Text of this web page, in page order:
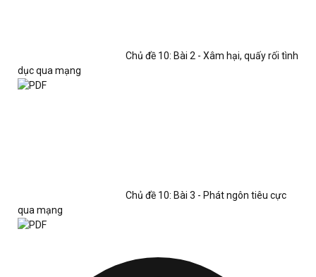
Chủ đề 10: Bài 2 - Xâm hại, quấy rối tình
dục qua mạng
Chủ đề 10: Bài 3 - Phát ngôn tiêu cực
qua mạng